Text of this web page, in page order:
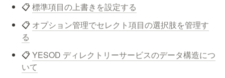
📋 標準項目の上書きを設定する
📋 オプション管理でセレクト項目の選択肢を管理す
る
📋 YESOD ディレクトリーサービスのデータ構造につ
いて